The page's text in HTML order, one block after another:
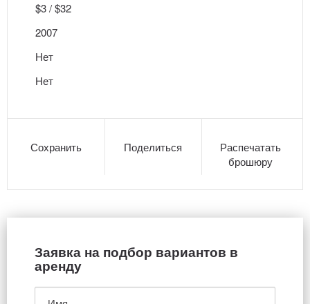
$3 / $32
2007
Нет
Нет
Сохранить Поделиться
Распечатать
брошюру
Заявка на подбор вариантов в
аренду